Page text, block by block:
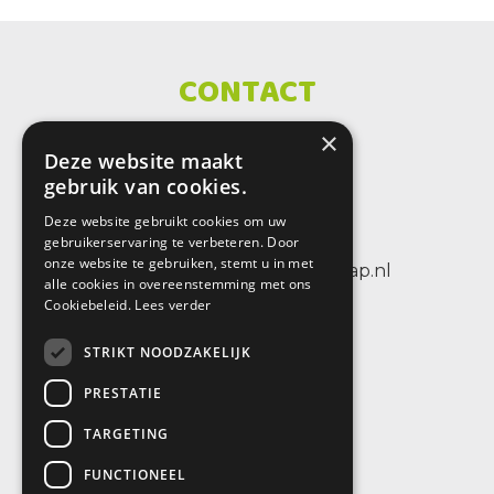
CONTACT
SBO De Wenteltrap
Sint Petersburglaan 25
tel.: +31 (0)30 6884656
e-mail: info@sbodewenteltrap.nl
×
Deze website maakt
gebruik van cookies.
Deze website gebruikt cookies om uw
gebruikerservaring te verbeteren. Door
onze website te gebruiken, stemt u in met
alle cookies in overeenstemming met ons
Cookiebeleid. Lees verder
STRIKT NOODZAKELIJK
PRESTATIE
TARGETING
FUNCTIONEEL